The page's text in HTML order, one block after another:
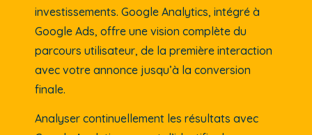
investissements. Google Analytics, intégré à
Google Ads, offre une vision complète du
parcours utilisateur, de la première interaction
avec votre annonce jusqu’à la conversion
finale.
Analyser continuellement les résultats avec